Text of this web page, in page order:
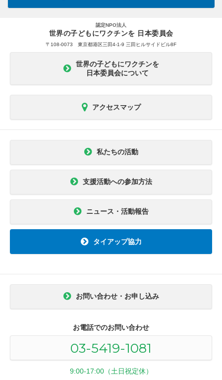
認定NPO法人
世界の子どもにワクチンを 日本委員会
〒108-0073 東京都港区三田4-1-9 三田ヒルサイドビル8F
世界の子どもにワクチンを
日本委員会について
アクセスマップ
私たちの活動
支援活動への参加方法
ニュース・活動報告
タイアップ協力
お問い合わせ・お申し込み
お電話でのお問い合わせ
03-5419-1081
9:00-17:00（土日祝定休）